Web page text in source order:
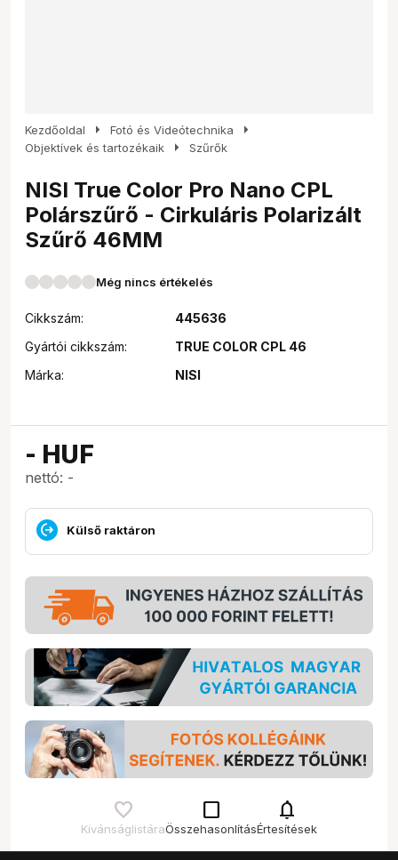
Kezdőoldal arrow_right Fotó és Videótechnika arrow_right
Objektívek és tartozékaik arrow_right Szűrők
NISI True Color Pro Nano CPL
Polárszűrő - Cirkuláris Polarizált
Szűrő 46MM
Még nincs értékelés
Cikkszám:
445636
Gyártói cikkszám:
TRUE COLOR CPL 46
Márka:
NISI
- HUF
nettó: -
Külső raktáron
Kívánságlistára
check_box_outline_blank
Összehasonlítás
notifications
Értesítések